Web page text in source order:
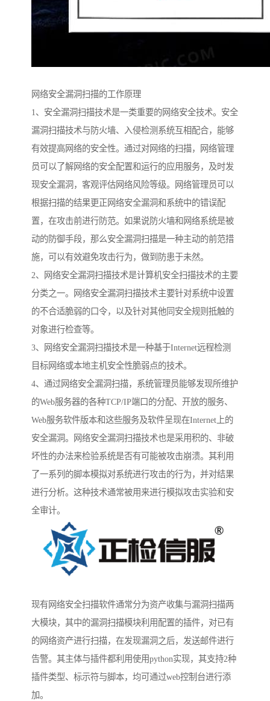
网络安全漏洞扫描的工作原理
1、安全漏洞扫描技术是一类重要的网络安全技术。安全
漏洞扫描技术与防火墙、入侵检测系统互相配合，能够
有效提高网络的安全性。通过对网络的扫描，网络管理
员可以了解网络的安全配置和运行的应用服务，及时发
现安全漏洞，客观评估网络风险等级。网络管理员可以
根据扫描的结果更正网络安全漏洞和系统中的错误配
置，在攻击前进行防范。如果说防火墙和网络系统是被
动的防御手段，那么安全漏洞扫描是一种主动的前范措
施，可以有效避免攻击行为，做到防患于未然。
2、网络安全漏洞扫描技术是计算机安全扫描技术的主要
分类之一。网络安全漏洞扫描技术主要针对系统中设置
的不合适脆弱的口令，以及针对其他同安全规则抵触的
对象进行检查等。
3、网络安全漏洞扫描技术是一种基于Internet远程检测
目标网络或本地主机安全性脆弱点的技术。
4、通过网络安全漏洞扫描，系统管理员能够发现所维护
的Web服务器的各种TCP/IP端口的分配、开放的服务、
Web服务软件版本和这些服务及软件呈现在Internet上的
安全漏洞。网络安全漏洞扫描技术也是采用积的、非破
坏性的办法来检验系统是否有可能被攻击崩溃。其利用
了一系列的脚本模拟对系统进行攻击的行为，并对结果
进行分析。这种技术通常被用来进行模拟攻击实验和安
全审计。
现有网络安全扫描软件通常分为资产收集与漏洞扫描两
大模块，其中的漏洞扫描模块利用配置的插件，对已有
的网络资产进行扫描，在发现漏洞之后，发送邮件进行
告警。其主体与插件都利用使用python实现，其支持2种
插件类型、标示符与脚本，均可通过web控制台进行添
加。